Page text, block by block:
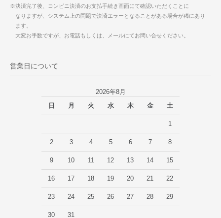
※決済完了後、コンビニ決済のお支払手続き画面にて確認いただくことに
なりますが、システム上の問題で決済エラーとなることがある場合が稀にあり
ます。
大変お手数ですが、お電話もしくは、メールにてお問い合せください。
営業日について
2026年8月
日
月 火 水 木 金 土
1
2 3 4 5 6 7 8
9 10 11 12 13 14 15
16 17 18 19 20 21 22
23 24 25 26 27 28 29
30 31